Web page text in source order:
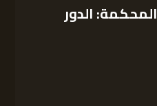
الدور